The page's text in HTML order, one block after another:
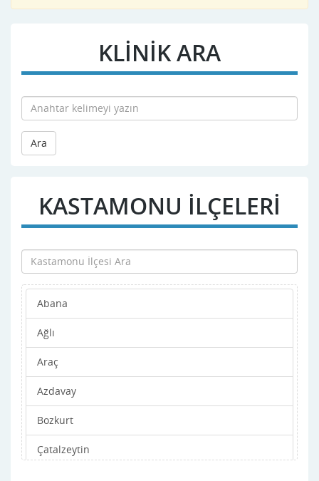
KLİNİK ARA
Ara
KASTAMONU İLÇELERİ
Abana
Ağlı
Araç
Azdavay
Bozkurt
Çatalzeytin